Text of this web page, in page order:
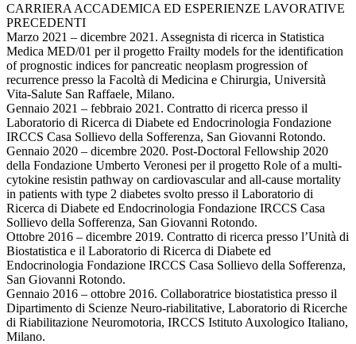
CARRIERA ACCADEMICA ED ESPERIENZE LAVORATIVE
PRECEDENTI
Marzo 2021 – dicembre 2021. Assegnista di ricerca in Statistica
Medica MED/01 per il progetto Frailty models for the identification
of prognostic indices for pancreatic neoplasm progression of
recurrence presso la Facoltà di Medicina e Chirurgia, Università
Vita-Salute San Raffaele, Milano.
Gennaio 2021 – febbraio 2021. Contratto di ricerca presso il
Laboratorio di Ricerca di Diabete ed Endocrinologia Fondazione
IRCCS Casa Sollievo della Sofferenza, San Giovanni Rotondo.
Gennaio 2020 – dicembre 2020. Post-Doctoral Fellowship 2020
della Fondazione Umberto Veronesi per il progetto Role of a multi-
cytokine resistin pathway on cardiovascular and all-cause mortality
in patients with type 2 diabetes svolto presso il Laboratorio di
Ricerca di Diabete ed Endocrinologia Fondazione IRCCS Casa
Sollievo della Sofferenza, San Giovanni Rotondo.
Ottobre 2016 – dicembre 2019. Contratto di ricerca presso l’Unità di
Biostatistica e il Laboratorio di Ricerca di Diabete ed
Endocrinologia Fondazione IRCCS Casa Sollievo della Sofferenza,
San Giovanni Rotondo.
Gennaio 2016 – ottobre 2016. Collaboratrice biostatistica presso il
Dipartimento di Scienze Neuro-riabilitative, Laboratorio di Ricerche
di Riabilitazione Neuromotoria, IRCCS Istituto Auxologico Italiano,
Milano.